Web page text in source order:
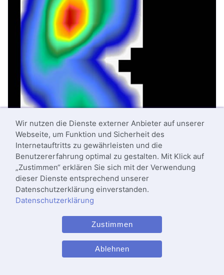
Wir nutzen die Dienste externer Anbieter auf unserer
Webseite, um Funktion und Sicherheit des
Internetauftritts zu gewährleisten und die
Benutzererfahrung optimal zu gestalten. Mit Klick auf
„Zustimmen“ erklären Sie sich mit der Verwendung
dieser Dienste entsprechend unserer
Datenschutzerklärung einverstanden.
Datenschutzerklärung
Zustimmen
Ablehnen